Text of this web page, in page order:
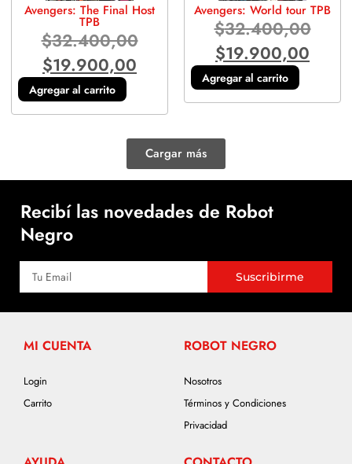
Avengers: The Final Host
TPB
$32.400,00
$19.900,00
Agregar al carrito
Avengers: World tour TPB
$32.400,00
$19.900,00
Agregar al carrito
Cargar más
Recibí las novedades de Robot
Negro
Suscribirme
MI CUENTA
Login
Carrito
ROBOT NEGRO
Nosotros
Términos y Condiciones
Privacidad